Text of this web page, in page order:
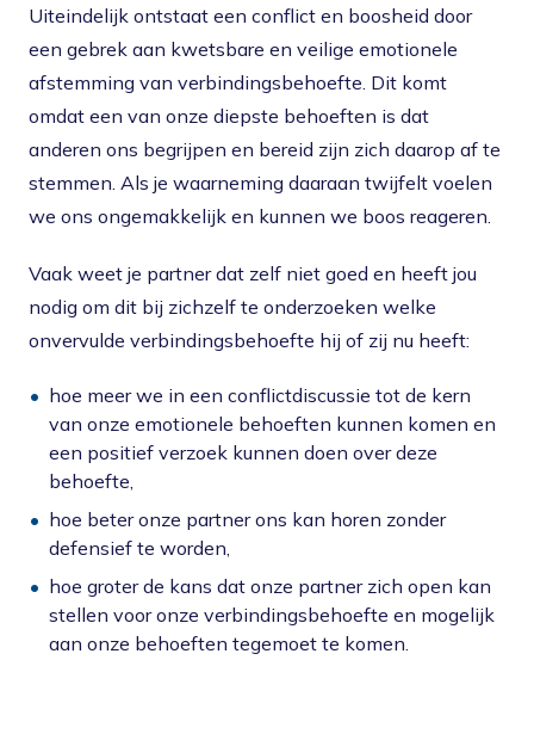
Uiteindelijk ontstaat een conflict en boosheid door
een gebrek aan kwetsbare en veilige emotionele
afstemming van verbindingsbehoefte. Dit komt
omdat een van onze diepste behoeften is dat
anderen ons begrijpen en bereid zijn zich daarop af te
stemmen. Als je waarneming daaraan twijfelt voelen
we ons ongemakkelijk en kunnen we boos reageren.
Vaak weet je partner dat zelf niet goed en heeft jou
nodig om dit bij zichzelf te onderzoeken welke
onvervulde verbindingsbehoefte hij of zij nu heeft:
hoe meer we in een conflictdiscussie tot de kern
van onze emotionele behoeften kunnen komen en
een positief verzoek kunnen doen over deze
behoefte,
hoe beter onze partner ons kan horen zonder
defensief te worden,
hoe groter de kans dat onze partner zich open kan
stellen voor onze verbindingsbehoefte en mogelijk
aan onze behoeften tegemoet te komen.